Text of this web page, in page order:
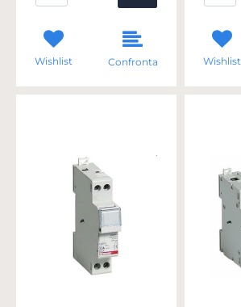
Wishlist Confronta Wishlist